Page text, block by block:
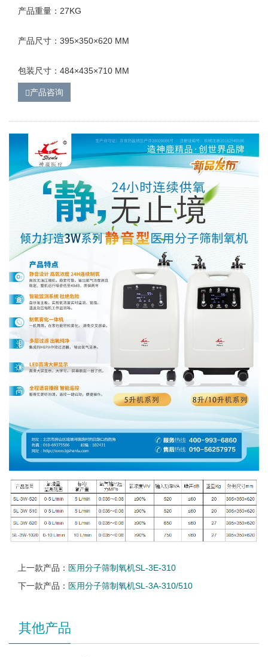
产品重量：27KG
产品尺寸：395×350×620 MM
包装尺寸：484×435×710 MM
产品咨询
上一款产品： 医用分子筛制氧机SL-3E-310
下一款产品： 医用分子筛制氧机SL-3A-310/510
其他产品